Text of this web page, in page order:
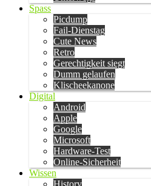
Spass
Picdump
Fail-Dienstag
Cute News
Retro
Gerechtigkeit siegt
Dumm gelaufen
Klischeekanone
Digital
Android
Apple
Google
Microsoft
Hardware-Test
Online-Sicherheit
Wissen
History